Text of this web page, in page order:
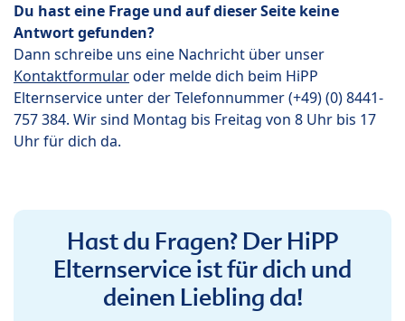
Du hast eine Frage und auf dieser Seite keine
Antwort gefunden?
Dann schreibe uns eine Nachricht über unser
Kontaktformularoder melde dich beim HiPP
Elternservice unter der Telefonnummer (+49) (0) 8441-
757 384. Wir sind Montag bis Freitag von 8 Uhr bis 17
Uhr für dich da.
Hast du Fragen? Der HiPP
Elternservice ist für dich und
deinen Liebling da!